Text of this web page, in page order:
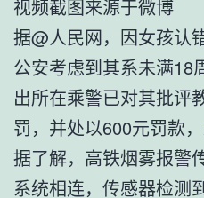
视频截图来源于微博
据@人民网，因女孩认
公安考虑到其系未满18
出所在乘警已对其批评
罚，并处以600元罚款
据了解，高铁烟雾报警
系统相连，传感器检测